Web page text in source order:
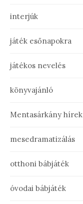
interjúk
játék esőnapokra
játékos nevelés
könyvajánló
Mentasárkány hírek
mesedramatizálás
otthoni bábjáték
óvodai bábjáték